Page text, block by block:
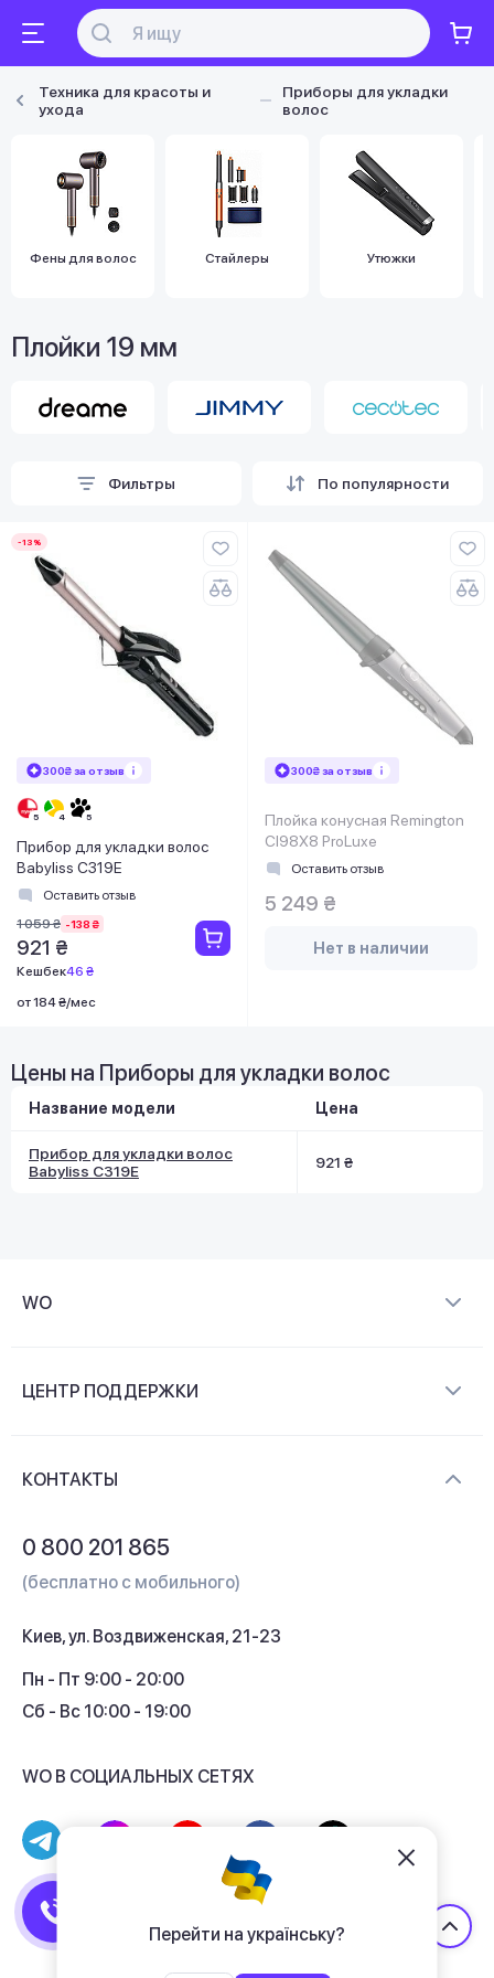
Перейти на українську?
Техника для красоты и
ухода
Приборы для укладки
волос
Фены для волос Стайлеры Утюжки
Плойки 19 мм
Фильтры По популярности
-13%
300₴ за отзыв
Прибор для укладки волос
Babyliss C319E
Оставить отзыв
1 059 ₴ -138 ₴
921 ₴
Кешбек46 ₴
от 184 ₴/мес
300₴ за отзыв
Плойка конусная Remington
CI98X8 ProLuxe
Оставить отзыв
5 249 ₴
Нет в наличии
Цены на Приборы для укладки волос
Название модели Цена
Прибор для укладки волос
Babyliss C319E
921 ₴
WO
Контакты
ЦЕНТР ПОДДЕРЖКИ
Кэшбек
КОНТАКТЫ
0 800 201 865
(бесплатно с мобильного)
Киев, ул. Воздвиженская, 21-23
Пн - Пт 9:00 - 20:00
Сб - Вс 10:00 - 19:00
WO В СОЦИАЛЬНЫХ СЕТЯХ
Договор публичной оферты
Политика конфиденциальности